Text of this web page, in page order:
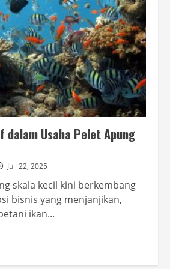
Usaha Pelet Apung
Juli 22, 2025
skala kecil kini berkembang
bisnis yang menjanjikan,
ikan...